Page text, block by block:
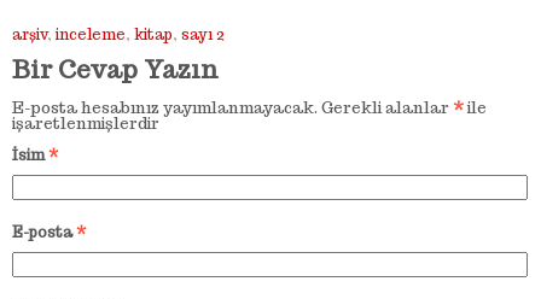
arşiv, inceleme, kitap, sayı 2
Bir Cevap Yazın
E-posta hesabınız yayımlanmayacak. Gerekli alanlar *ile
işaretlenmişlerdir
İsim*
E-posta*